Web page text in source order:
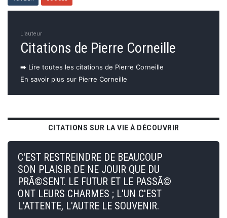
L'auteur
Citations de Pierre Corneille
➡️ Lire toutes les citations de Pierre Corneille
En savoir plus sur Pierre Corneille
CITATIONS SUR LA VIE À DÉCOUVRIR
C'EST RESTREINDRE DE BEAUCOUP
SON PLAISIR DE NE JOUIR QUE DU
PRÃ©SENT. LE FUTUR ET LE PASSÃ©
ONT LEURS CHARMES ; L'UN C'EST
L'ATTENTE, L'AUTRE LE SOUVENIR.